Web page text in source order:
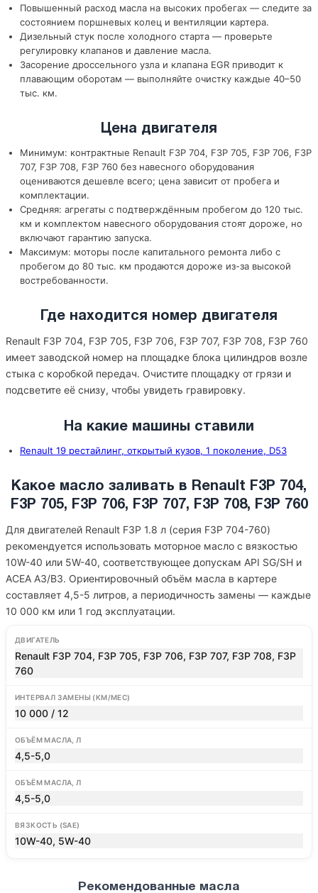
Повышенный расход масла на высоких пробегах — следите за
состоянием поршневых колец и вентиляции картера.
Дизельный стук после холодного старта — проверьте
регулировку клапанов и давление масла.
Засорение дроссельного узла и клапана EGR приводит к
плавающим оборотам — выполняйте очистку каждые 40–50
тыс. км.
Цена двигателя
Минимум: контрактные Renault F3P 704, F3P 705, F3P 706, F3P
707, F3P 708, F3P 760 без навесного оборудования
оцениваются дешевле всего; цена зависит от пробега и
комплектации.
Средняя: агрегаты с подтверждённым пробегом до 120 тыс.
км и комплектом навесного оборудования стоят дороже, но
включают гарантию запуска.
Максимум: моторы после капитального ремонта либо с
пробегом до 80 тыс. км продаются дороже из-за высокой
востребованности.
Где находится номер двигателя
Renault F3P 704, F3P 705, F3P 706, F3P 707, F3P 708, F3P 760
имеет заводской номер на площадке блока цилиндров возле
стыка с коробкой передач. Очистите площадку от грязи и
подсветите её снизу, чтобы увидеть гравировку.
На какие машины ставили
Renault 19 рестайлинг, открытый кузов, 1 поколение, D53
Какое масло заливать в Renault F3P 704,
F3P 705, F3P 706, F3P 707, F3P 708, F3P 760
Для двигателей Renault F3P 1.8 л (серия F3P 704-760)
рекомендуется использовать моторное масло с вязкостью
10W-40 или 5W-40, соответствующее допускам API SG/SH и
ACEA A3/B3. Ориентировочный объём масла в картере
составляет 4,5-5 литров, а периодичность замены — каждые
10 000 км или 1 год эксплуатации.
ДВИГАТЕЛЬ
Renault F3P 704, F3P 705, F3P 706, F3P 707, F3P 708, F3P
760
ИНТЕРВАЛ ЗАМЕНЫ (КМ/МЕС)
10 000 / 12
ОБЪЁМ МАСЛА, Л
4,5-5,0
ОБЪЁМ МАСЛА, Л
4,5-5,0
ВЯЗКОСТЬ (SAE)
10W-40, 5W-40
Рекомендованные масла